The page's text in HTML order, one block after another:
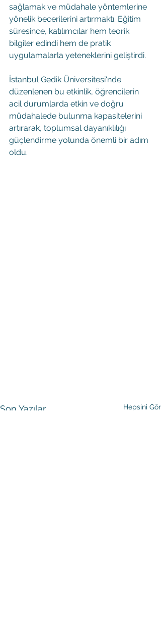
sağlamak ve müdahale yöntemlerine
yönelik becerilerini artırmaktı. Eğitim
süresince, katılımcılar hem teorik
bilgiler edindi hem de pratik
uygulamalarla yeteneklerini geliştirdi.
İstanbul Gedik Üniversitesi'nde
düzenlenen bu etkinlik, öğrencilerin
acil durumlarda etkin ve doğru
müdahalede bulunma kapasitelerini
artırarak, toplumsal dayanıklılığı
güçlendirme yolunda önemli bir adım
oldu.
Son Yazılar Hepsini Gör